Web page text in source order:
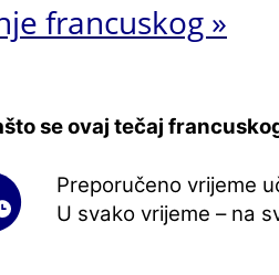
francuskog »
se ovaj tečaj
Preporučeno vrijeme
U svako vrijeme – na